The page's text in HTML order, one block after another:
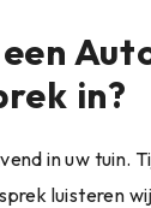
in?
in uw tuin.
luisteren